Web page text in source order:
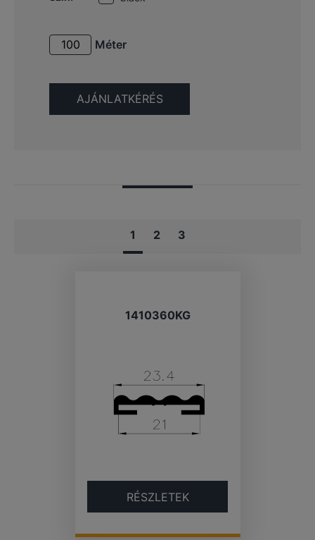
Méter
1 2 3
1410360KG
RÉSZLETEK